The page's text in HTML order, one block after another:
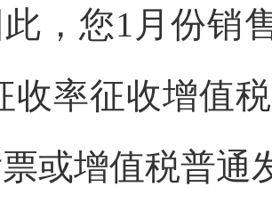
此，您1月份销
收率征收增值
或增值税普通